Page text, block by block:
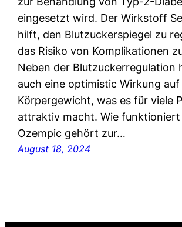
eingesetzt wird. Der Wirkstoff
hilft, den Blutzuckerspiegel zu
das Risiko von Komplikationen
Neben der Blutzuckerregulation
auch eine optimistic Wirkung auf
Körpergewicht, was es für viele
attraktiv macht. Wie funktioniert
Ozempic gehört zur…
August 18, 2024